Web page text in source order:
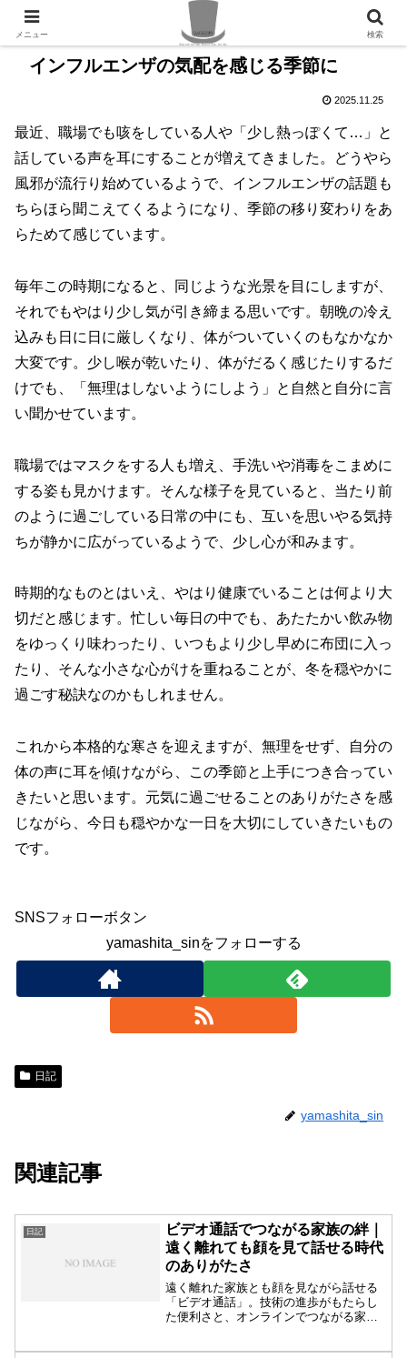
インフルエンザの気配を感じる季節に
2025.11.25
最近、職場でも咳をしている人や「少し熱っぽくて…」と
話している声を耳にすることが増えてきました。どうやら
風邪が流行り始めているようで、インフルエンザの話題も
ちらほら聞こえてくるようになり、季節の移り変わりをあ
らためて感じています。
毎年この時期になると、同じような光景を目にしますが、
それでもやはり少し気が引き締まる思いです。朝晩の冷え
込みも日に日に厳しくなり、体がついていくのもなかなか
大変です。少し喉が乾いたり、体がだるく感じたりするだ
けでも、「無理はしないようにしよう」と自然と自分に言
い聞かせています。
職場ではマスクをする人も増え、手洗いや消毒をこまめに
する姿も見かけます。そんな様子を見ていると、当たり前
のように過ごしている日常の中にも、互いを思いやる気持
ちが静かに広がっているようで、少し心が和みます。
時期的なものとはいえ、やはり健康でいることは何より大
切だと感じます。忙しい毎日の中でも、あたたかい飲み物
をゆっくり味わったり、いつもより少し早めに布団に入っ
たり、そんな小さな心がけを重ねることが、冬を穏やかに
過ごす秘訣なのかもしれません。
これから本格的な寒さを迎えますが、無理をせず、自分の
体の声に耳を傾けながら、この季節と上手につき合ってい
きたいと思います。元気に過ごせることのありがたさを感
じながら、今日も穏やかな一日を大切にしていきたいもの
です。
SNSフォローボタン
yamashita_sinをフォローする
日記
yamashita_sin
関連記事
日記
ビデオ通話でつながる家族の絆｜
遠く離れても顔を見て話せる時代
のありがたさ
遠く離れた家族とも顔を見ながら話せる
「ビデオ通話」。技術の進歩がもたらし
た便利さと、オンラインでつながる家族
メニュー 検索